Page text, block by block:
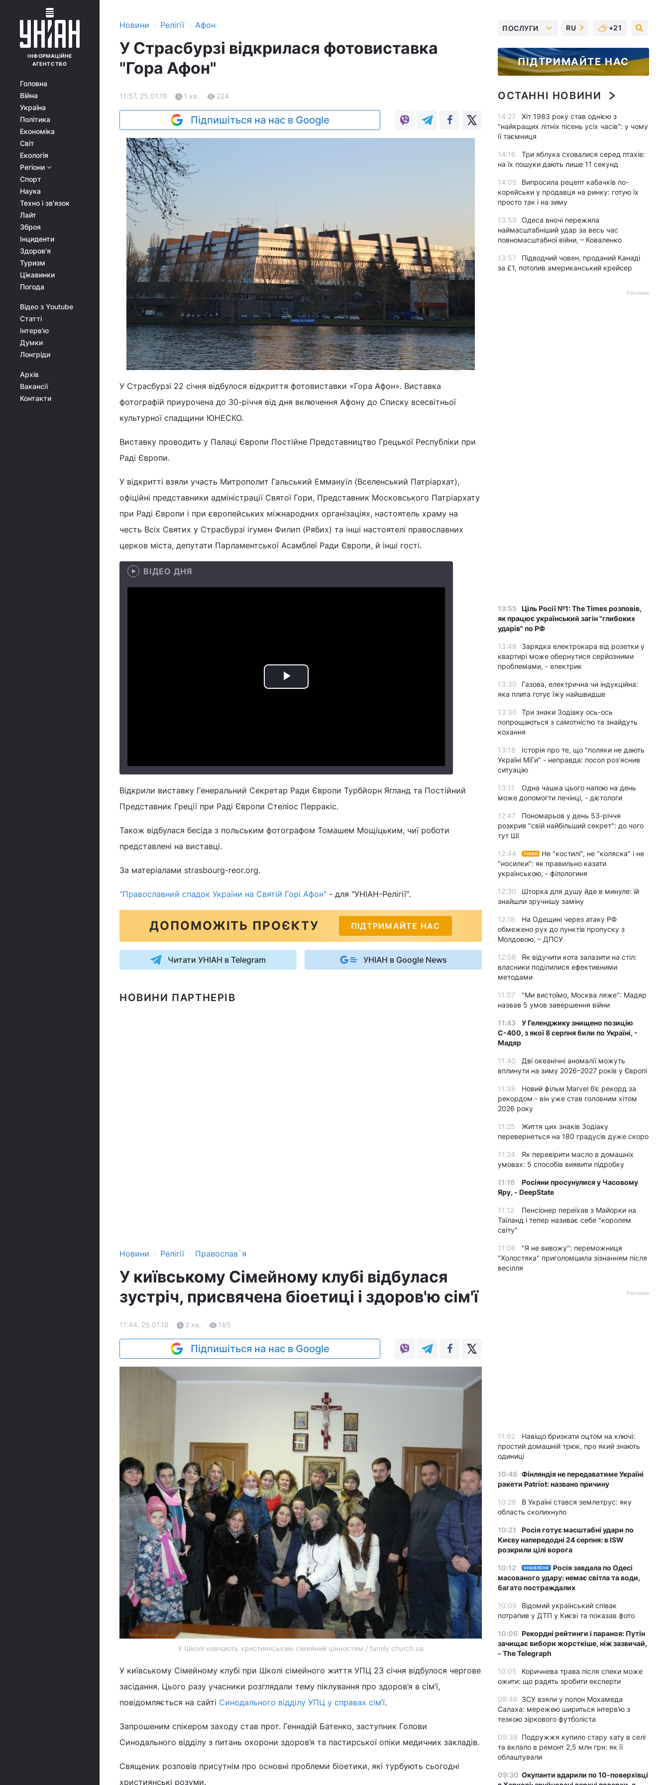
ІНФОРМАЦІЙНЕ
АГЕНТСТВО
Головна
Війна
Україна
Політика
Економіка
Світ
Екологія
Регіони
Спорт
Наука
Техно і зв'язок
Лайт
Зброя
Інциденти
Здоров'я
Туризм
Цікавинки
Погода
Відео з Youtube
Статті
Інтерв'ю
Думки
Лонгріди
Архів
Вакансії
Контакти
Новини › Релігії › Афон
У Страсбурзі відкрилася фотовиставка
"Гора Афон"
11:57, 25.01.18 1 хв. 224
Підпишіться на нас в Google
У Страсбурзі 22 січня відбулося відкриття фотовиставки «Гора Афон». Виставка
фотографій приурочена до 30-річчя від дня включення Афону до Списку всесвітньої
культурної спадщини ЮНЕСКО.
Виставку проводить у Палаці Європи Постійне Представництво Грецької Республіки при
Раді Європи.
У відкритті взяли участь Митрополит Гальський Еммануїл (Вселенський Патріархат),
офіційні представники адміністрації Святої Гори, Представник Московського Патріархату
при Раді Європи і при європейських міжнародних організаціях, настоятель храму на
честь Всіх Святих у Страсбурзі ігумен Филип (Рябих) та інші настоятелі православних
церков міста, депутати Парламентської Асамблеї Ради Європи, й інші гості.
ВІДЕО ДНЯ
Play
Відкрили виставку Генеральний Секретар Ради Європи Турбйорн Ягланд та Постійний
Представник Греції при Раді Європи Стеліос Перракіс.
Також відбулася бесіда з польським фотографом Томашем Мощіцьким, чиї роботи
представлені на виставці.
За матеріалами strasbourg-reor.org.
"Православний спадок України на Святій Горі Афон" - для "УНІАН-Релігії".
ДОПОМОЖІТЬ ПРОЄКТУ ПІДТРИМАЙТЕ НАС
Читати УНІАН в Telegram УНІАН в Google News
НОВИНИ ПАРТНЕРІВ
Новини › Релігії › Православ`я
У київському Сімейному клубі відбулася
зустріч, присвячена біоетиці і здоров'ю сім'ї
11:44, 25.01.18 2 хв. 185
Підпишіться на нас в Google
У Школі навчають християнським сімейний цінностям / family.church.ua
У київському Сімейному клубі при Школі сімейного життя УПЦ 23 січня відбулося чергове
засідання. Цього разу учасники розглядали тему піклування про здоров’я в сім’ї,
повідомляється на сайті Синодального відділу УПЦ у справах сім’ї.
Запрошеним спікером заходу став прот. Геннадій Батенко, заступник Голови
Синодального відділу з питань охорони здоров’я та пастирської опіки медичних закладів.
Священик розповів присутнім про основні проблеми біоетики, які турбують сьогодні
християнські розуми.
ПОСЛУГИ RU +21
ПІДТРИМАЙТЕ НАС
ОСТАННІ НОВИНИ
14:27
Хіт 1983 року став однією з
"найкращих літніх пісень усіх часів": у чому
її таємниця
14:16
Три яблука сховалися серед птахів:
на їх пошуки дають лише 11 секунд
14:05
Випросила рецепт кабачків по-
корейськи у продавця на ринку: готую їх
просто так і на зиму
13:59
Одеса вночі пережила
наймасштабніший удар за весь час
повномасштабної війни, – Коваленко
13:57
Підводний човен, проданий Канаді
за £1, потопив американський крейсер
Реклама
13:55 Ціль Росії №1: The Times розповів,
як працює український загін "глибоких
ударів" по РФ
13:48
Зарядка електрокара від розетки у
квартирі може обернутися серйозними
проблемами, - електрик
13:30
Газова, електрична чи індукційна:
яка плита готує їжу найшвидше
13:30
Три знаки Зодіаку ось-ось
попрощаються з самотністю та знайдуть
кохання
13:18
Історія про те, що "поляки не дають
Україні МіГи" - неправда: посол роз’яснив
ситуацію
13:11
Одна чашка цього напою на день
може допомогти печінці, - дієтологи
12:47
Пономарьов у день 53-річчя
розкрив "свій найбільший секрет": до чого
тут ШІ
12:44 УНІАН
Не "костилі", не "коляска" і не
"носилки": як правильно казати
українською, - філологиня
12:30
Шторка для душу йде в минуле: їй
знайшли зручнішу заміну
12:18
На Одещині через атаку РФ
обмежено рух до пунктів пропуску з
Молдовою, – ДПСУ
12:08
Як відучити кота залазити на стіл:
власники поділилися ефективними
методами
11:57
"Ми вистоїмо, Москва ляже": Мадяр
назвав 5 умов завершення війни
11:43
У Геленджику знищено позицію
С-400, з якої 8 серпня били по Україні, -
Мадяр
11:40
Дві океанічні аномалії можуть
вплинути на зиму 2026–2027 років у Європі
11:38
Новий фільм Marvel б’є рекорд за
рекордом - він уже став головним хітом
2026 року
11:25
Життя цих знаків Зодіаку
перевернеться на 180 градусів дуже скоро
11:24
Як перевірити масло в домашніх
умовах: 5 способів виявити підробку
11:16
Росіяни просунулися у Часовому
Яру, - DeepState
11:12
Пенсіонер переїхав з Майорки на
Таїланд і тепер називає себе "королем
світу"
11:06
"Я не вивожу": переможниця
"Холостяка" приголомшила зізнанням після
весілля
Реклама
11:02
Навіщо бризкати оцтом на ключі:
простий домашній трюк, про який знають
одиниці
10:49 Фінляндія не передаватиме Україні
ракети Patriot: названо причину
10:28
В Україні стався землетрус: яку
область сколихнуло
10:21
Росія готує масштабні удари по
Києву напередодні 24 серпня: в ISW
розкрили цілі ворога
10:12 ОНОВЛЕНО
Росія завдала по Одесі
масованого удару: немає світла та води,
багато постраждалих
10:09
Відомий український співак
потрапив у ДТП у Києві та показав фото
10:06 Рекордні рейтинги і параноя: Путін
зачищає вибори жорсткіше, ніж зазвичай,
- The Telegraph
10:05
Коричнева трава після спеки може
ожити: що радять зробити експерти
09:46 ЗСУ взяли у полон Мохамеда
Салаха: мережею шириться інтерв'ю з
тезкою зіркового футболіста
09:38 Подружжя купило стару хату в селі
та вклало в ремонт 2,5 млн грн: як її
облаштували
09:30 Окупанти вдарили по 10-поверхівці